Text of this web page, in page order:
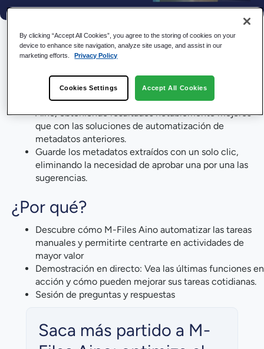
Fecha del evento: A petición
¡Vea este seminario webpara descubrir cómo puede
que se centren en actividades de mayor valor!
Extrae metadatos de documentos sin esfuerzo con
Aino, obteniendo resultados notablemente mejores
que con las soluciones de automatización de
metadatos anteriores.
Guarde los metadatos extraídos con un solo clic,
eliminando la necesidad de aprobar una por una las
sugerencias.
¿Por qué?
Descubre cómo M-Files Aino automatizar las tareas
manuales y permitirte centrarte en actividades de
mayor valor
Demostración en directo: Vea las últimas funciones en
acción y cómo pueden mejorar sus tareas cotidianas.
Sesión de preguntas y respuestas
Saca más partido a M-
By clicking “Accept All Cookies”, you agree to the storing of cookies on your
device to enhance site navigation, analyze site usage, and assist in our
marketing efforts.
Privacy Policy
Cookies Settings Accept All Cookies